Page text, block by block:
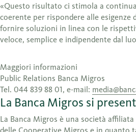
«Questo risultato ci stimola a
coerente per rispondere alle esigenze
fornire soluzioni in linea con le
veloce, semplice e indipendente dal
Maggiori informazioni
Public Relations Banca Migros
Tel. 044 839 88 01, e-mail:
La Banca Migros si
La Banca Migros è una società
delle Cooperative Migros e in quanto